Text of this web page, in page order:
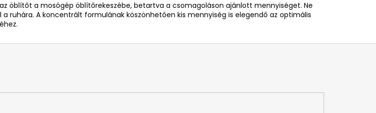
öblítőt a mosógép öblítőrekeszébe, betartva a csomagoláson ajánlott mennyiséget. Ne
a ruhára. A koncentrált formulának köszönhetően kis mennyiség is elegendő az optimális